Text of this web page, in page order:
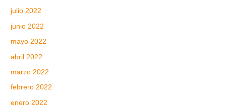
julio 2022
junio 2022
mayo 2022
abril 2022
marzo 2022
febrero 2022
enero 2022